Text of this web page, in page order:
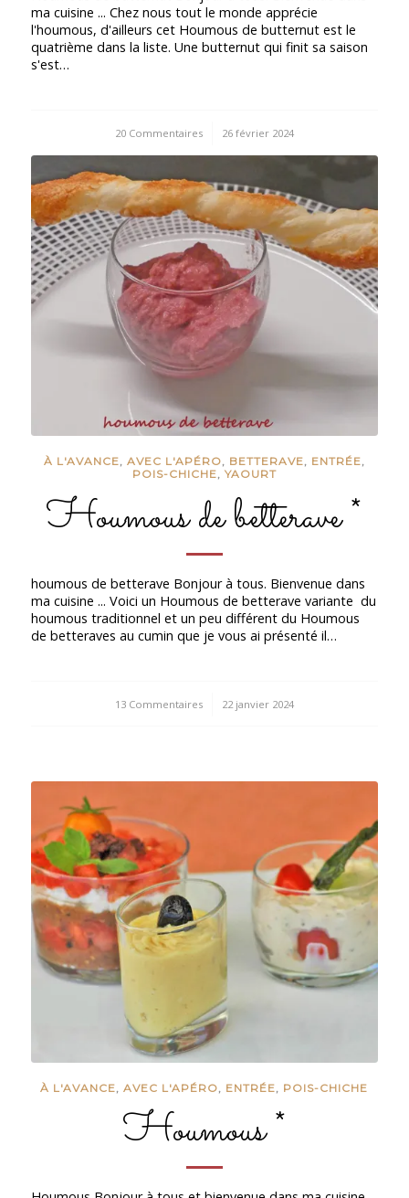
ma cuisine ... Chez nous tout le monde apprécie
l'houmous, d'ailleurs cet Houmous de butternut est le
quatrième dans la liste. Une butternut qui finit sa saison
s'est…
20 Commentaires
/ 26 février 2024
À L'AVANCE, AVEC L'APÉRO, BETTERAVE, ENTRÉE,
POIS-CHICHE,YAOURT
Houmous de betterave *
houmous de betterave Bonjour à tous. Bienvenue dans
ma cuisine ... Voici un Houmous de betterave variante du
houmous traditionnel et un peu différent du Houmous
de betteraves au cumin que je vous ai présenté il…
13 Commentaires
/ 22 janvier 2024
À L'AVANCE,AVEC L'APÉRO, ENTRÉE, POIS-CHICHE
Houmous *